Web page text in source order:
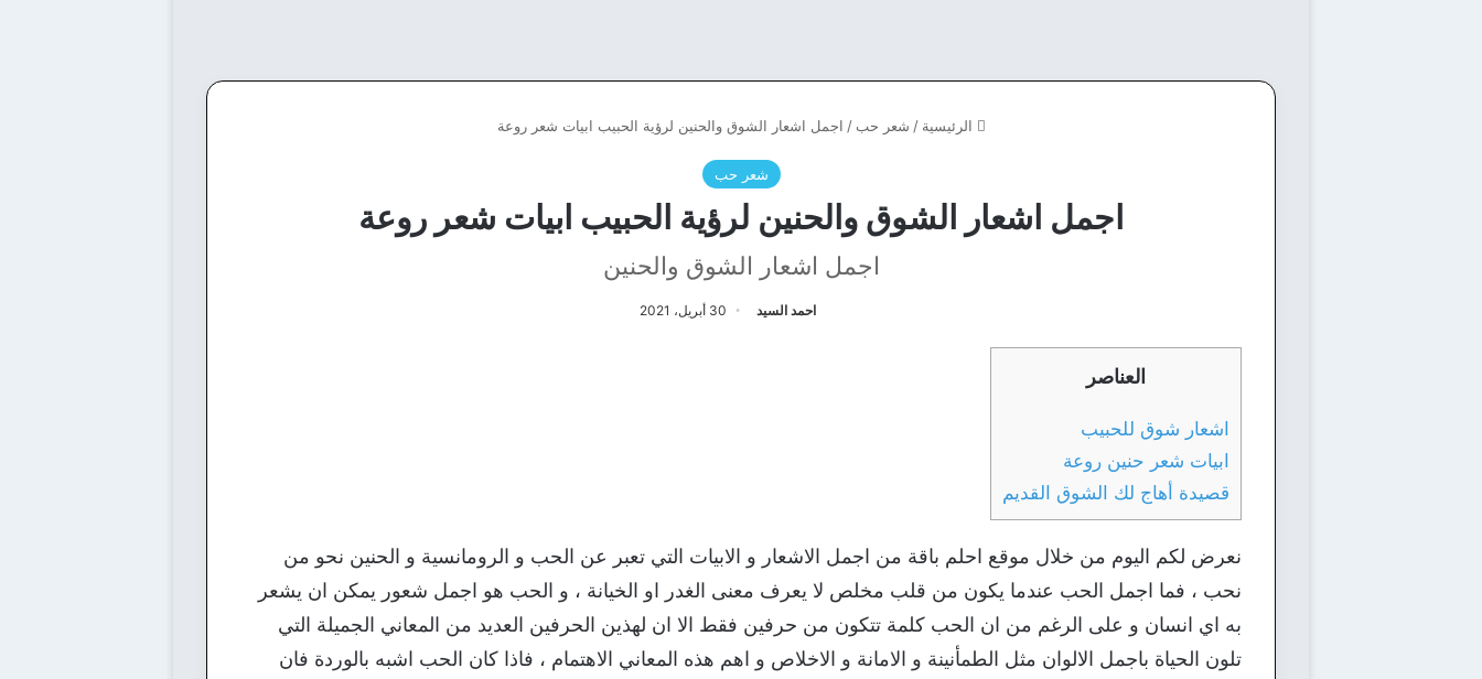
الرئيسية / شعر حب / اجمل اشعار الشوق والحنين لرؤية الحبيب ابيات شعر روعة
شعر حب
اجمل اشعار الشوق والحنين لرؤية الحبيب ابيات شعر روعة
اجمل اشعار الشوق والحنين
احمد السيد 30 أبريل، 2021
العناصر
اشعار شوق للحبيب
ابيات شعر حنين روعة
قصيدة أهاج لك الشوق القديم
نعرض لكم اليوم من خلال موقع احلم باقة من اجمل الاشعار و الابيات التي تعبر عن الحب و الرومانسية و الحنين نحو من
نحب ، فما اجمل الحب عندما يكون من قلب مخلص لا يعرف معنى الغدر او الخيانة ، و الحب هو اجمل شعور يمكن ان يشعر
به اي انسان و على الرغم من ان الحب كلمة تتكون من حرفين فقط الا ان لهذين الحرفين العديد من المعاني الجميلة التي
تلون الحياة باجمل الالوان مثل الطمأنينة و الامانة و الاخلاص و اهم هذه المعاني الاهتمام ، فاذا كان الحب اشبه بالوردة فان